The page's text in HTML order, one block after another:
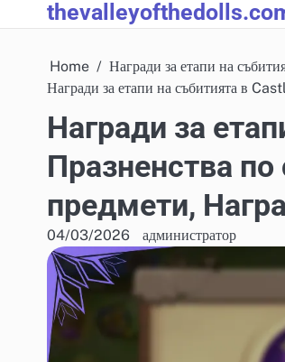
to
Home
Награди за етапи на
Награди за етапи на събитията в
Награди за
Празненства
предмети,
04/03/2026 администратор